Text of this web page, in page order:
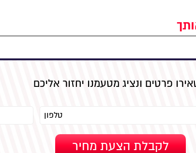
פרטים ונציג מטעמנו יחזור אליכם